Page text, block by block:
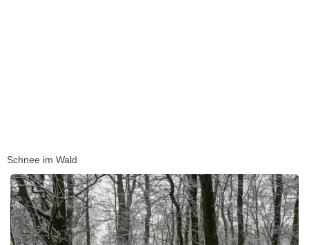
Schnee im Wald